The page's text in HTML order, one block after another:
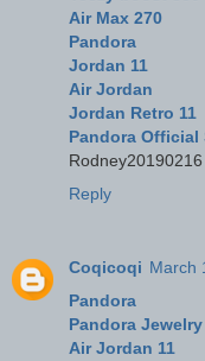
Air Max 270
Pandora
Jordan 11
Air Jordan
Jordan Retro 11
Pandora Official
Rodney20190216
Reply
Coqicoqi March
Pandora
Pandora
Air Jordan 11